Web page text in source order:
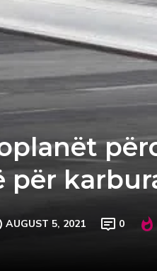
për
AUGUST 5, 2021 0